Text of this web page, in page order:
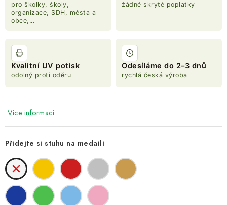
pro školky, školy,
organizace, SDH, města a
obce,...
žádné skryté poplatky
Kvalitní UV potisk
odolný proti oděru
Odesíláme do 2–3 dnů
rychlá česká výroba
Více informací
Přidejte si stuhu na medaili